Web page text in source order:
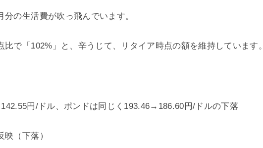
の生活費が吹っ飛んでいます。
で「102%」と、辛うじて、リタイア時点の額を維持しています。
円/ドル、ポンドは同じく193.46→186.60円/ドルの下落
映（下落）